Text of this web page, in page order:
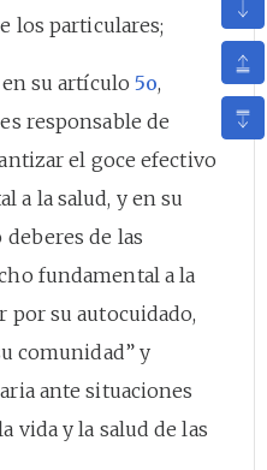
los particulares;
en su artículo 5o,
responsable de
el goce efectivo
a la salud, y en su
deberes de las
fundamental a la
por su autocuidado,
comunidad” y
ante situaciones
vida y la salud de las